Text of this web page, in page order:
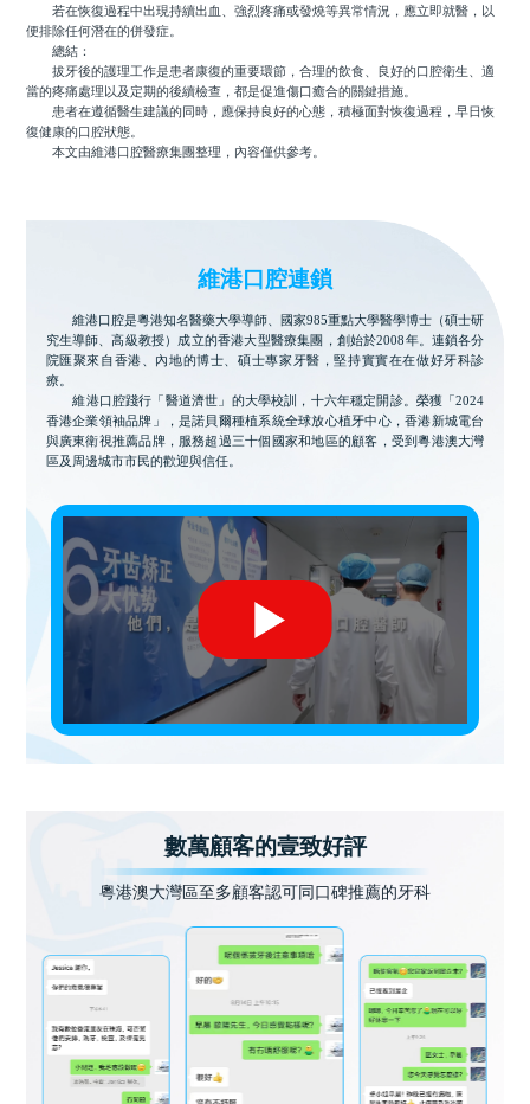
若在恢復過程中出現持續出血、強烈疼痛或發燒等異常情況，應立即就醫，以
便排除任何潛在的併發症。
總結：
拔牙後的護理工作是患者康復的重要環節，合理的飲食、良好的口腔衛生、適
當的疼痛處理以及定期的後續檢查，都是促進傷口癒合的關鍵措施。
患者在遵循醫生建議的同時，應保持良好的心態，積極面對恢復過程，早日恢
復健康的口腔狀態。
本文由維港口腔醫療集團整理，內容僅供參考。
維港口腔連鎖
維港口腔是粵港知名醫藥大學導師、國家985重點大學醫學博士（碩士研
究生導師、高級教授）成立的香港大型醫療集團，創始於2008年。連鎖各分
院匯聚來自香港、內地的博士、碩士專家牙醫，堅持實實在在做好牙科診
療。
維港口腔踐行「醫道濟世」的大學校訓，十六年穩定開診。榮獲「2024
香港企業領袖品牌」，是諾貝爾種植系統全球放心植牙中心，香港新城電台
與廣東衛視推薦品牌，服務超過三十個國家和地區的顧客，受到粵港澳大灣
區及周邊城市市民的歡迎與信任。
數萬顧客的壹致好評
粵港澳大灣區至多顧客認可同口碑推薦的牙科